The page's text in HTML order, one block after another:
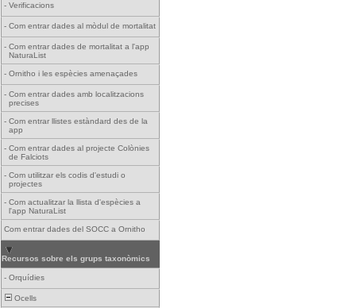
- Verificacions
- Com entrar dades al mòdul de mortalitat
- Com entrar dades de mortalitat a l'app
NaturaList
- Ornitho i les espècies amenaçades
- Com entrar dades amb localitzacions
precises
- Com entrar llistes estàndard des de la
app
- Com entrar dades al projecte Colònies
de Falciots
- Com utilitzar els codis d'estudi o
projectes
- Com actualitzar la llista d'espècies a
l'app NaturaList
Com entrar dades del SOCC a Ornitho
Recursos sobre els grups taxonòmics
- Orquídies
Ocells